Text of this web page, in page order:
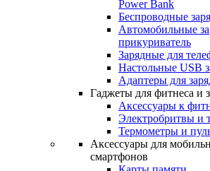
Power Bank
Беспроводные
Автомобильные
прикуриватель
Зарядные для
Настольные USB
Адаптеры для
Гаджеты для фитнеса и
Аксессуары к
Электробритвы и
Термометры и
Аксессуары для
смартфонов